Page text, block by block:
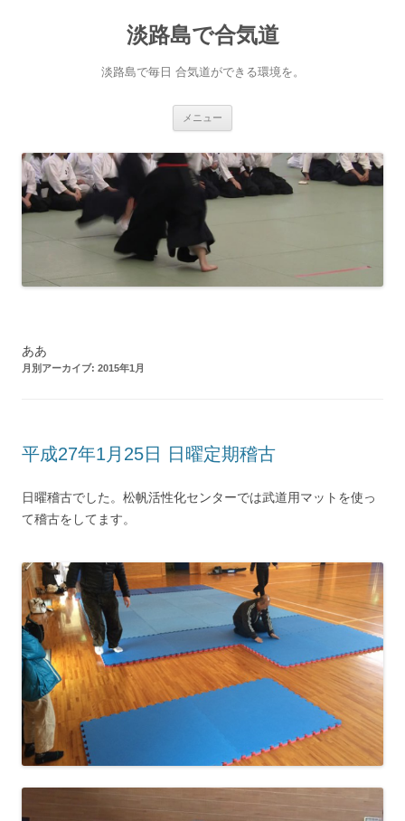
淡路島で合気道
淡路島で毎日 合気道ができる環境を。
メニュー
ああ
月別アーカイブ: 2015年1月
平成27年1月25日 日曜定期稽古
日曜稽古でした。松帆活性化センターでは武道用マットを使っ
て稽古をしてます。